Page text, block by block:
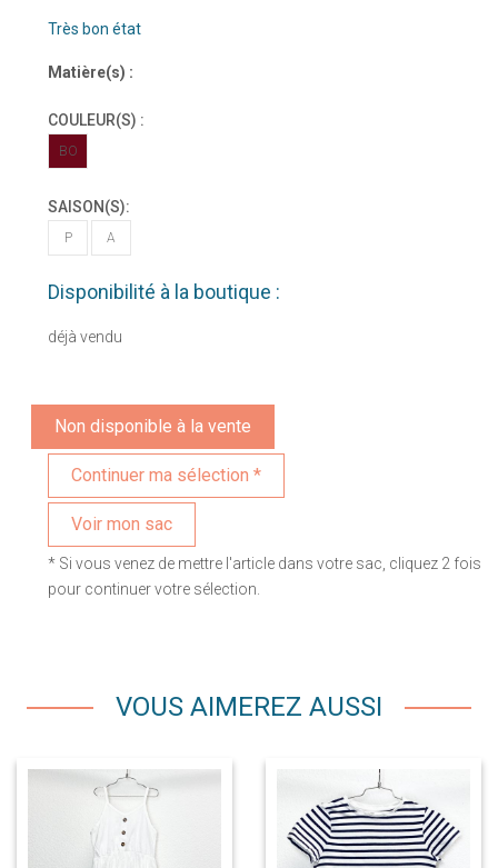
Très bon état
Matière(s) :
COULEUR(S) :
BO
SAISON(S):
P A
Disponibilité à la boutique :
déjà vendu
Non disponible à la vente
Voir mon sac
* Si vous venez de mettre l'article dans votre sac, cliquez 2 fois
pour continuer votre sélection.
VOUS AIMEREZ AUSSI